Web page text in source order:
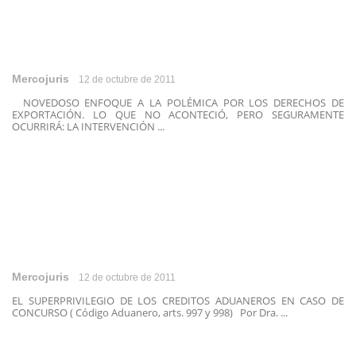
Mercojuris 12 de octubre de 2011
NOVEDOSO ENFOQUE A LA POLÉMICA POR LOS DERECHOS DE
EXPORTACIÓN. LO QUE NO ACONTECIÓ, PERO SEGURAMENTE
OCURRIRÁ: LA INTERVENCIÓN ...
Mercojuris 12 de octubre de 2011
EL SUPERPRIVILEGIO DE LOS CREDITOS ADUANEROS EN CASO DE
CONCURSO ( Código Aduanero, arts. 997 y 998) Por Dra. ...